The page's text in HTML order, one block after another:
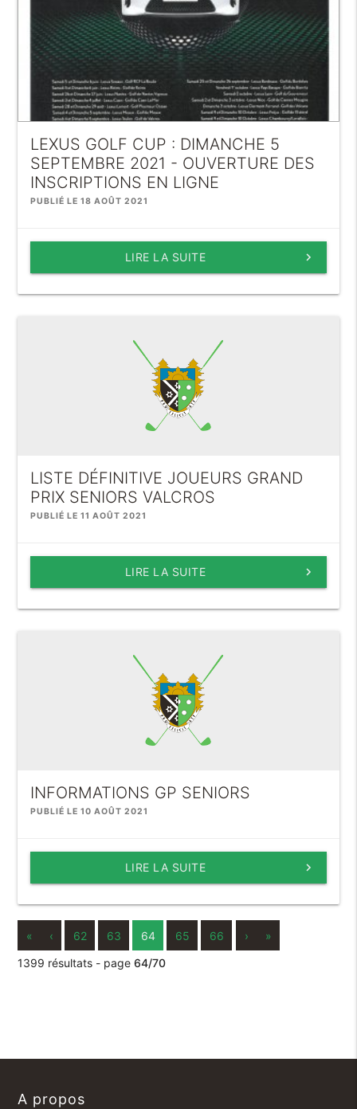
LEXUS GOLF CUP : DIMANCHE 5
SEPTEMBRE 2021 - OUVERTURE DES
INSCRIPTIONS EN LIGNE
PUBLIÉ LE 18 AOÛT 2021
keyboard_arrow_right
LIRE LA SUITE
LISTE DÉFINITIVE JOUEURS GRAND
PRIX SENIORS VALCROS
PUBLIÉ LE 11 AOÛT 2021
keyboard_arrow_right
LIRE LA SUITE
INFORMATIONS GP SENIORS
PUBLIÉ LE 10 AOÛT 2021
keyboard_arrow_right
LIRE LA SUITE
« ‹ 62 63 64 65 66 › »
1399 résultats - page64/70
A propos